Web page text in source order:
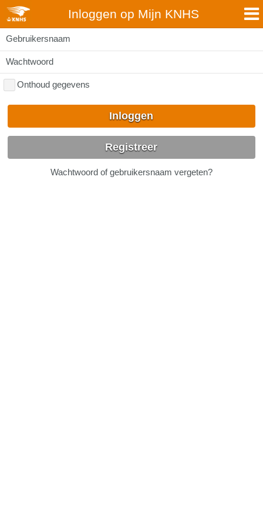
Inloggen op Mijn KNHS
Gebruikersnaam
Wachtwoord
Onthoud gegevens
Inloggen
Registreer
Wachtwoord of gebruikersnaam vergeten?